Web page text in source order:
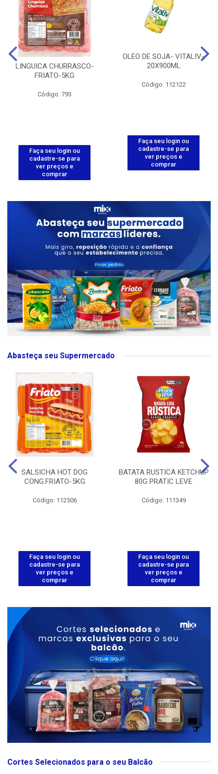
LINGUICA CHURRASCO-
FRIATO-5KG
Código: 793
Faça seu login ou
cadastre-se para
ver preços e
comprar
OLEO DE SOJA- VITALIV-
20X900ML
Código: 112122
Faça seu login ou
cadastre-se para
ver preços e
comprar
Abasteça seu Supermercado
SALSICHA HOT DOG
CONG.FRIATO-5KG
Código: 112506
Faça seu login ou
cadastre-se para
ver preços e
comprar
BATATA RUSTICA KETCHUP
80G PRATIC LEVE
Código: 111349
Faça seu login ou
cadastre-se para
ver preços e
comprar
Cortes Selecionados para o seu Balcão